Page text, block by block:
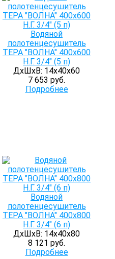
Водяной
полотенцесушитель
ТЕРА "ВОЛНА" 400х600
Н.Г. 3/4" (5 п)
ДхШхВ: 14х40х60
7 653 руб.
Подробнее
Водяной
полотенцесушитель
ТЕРА "ВОЛНА" 400х800
Н.Г. 3/4" (6 п)
ДхШхВ: 14х40х80
8 121 руб.
Подробнее